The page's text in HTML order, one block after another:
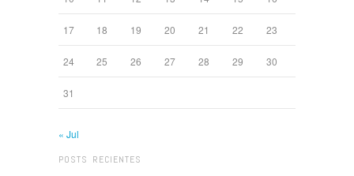
17 18 19 20 21 22 23
24 25 26 27 28 29 30
31
« Jul
POSTS RECIENTES